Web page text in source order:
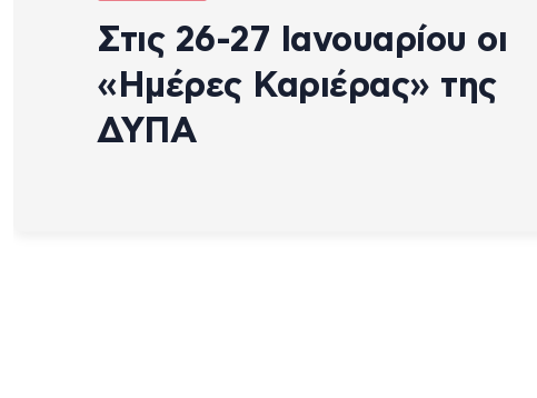
Στις 26-27 Ιανουαρίου οι
«Ημέρες Καριέρας» της
ΔΥΠΑ